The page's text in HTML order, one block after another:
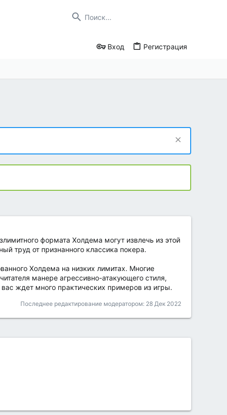
Вход Регистрация
формата Холдема могут извлечь из этой
труд от признанного классика покера.
Холдема на низких лимитах. Многие
манере агрессивно-атакующего стиля,
ждет много практических примеров из игры.
Последнее редактирование модератором: 28 Дек 2022